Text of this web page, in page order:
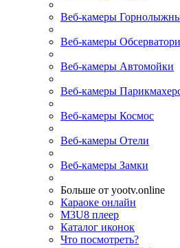
Веб-камеры
Веб-камеры
Веб-камеры Автомойки
Веб-камеры
Веб-камеры Космос
Веб-камеры Отели
Веб-камеры Замки
Больше от yootv.online
Караоке онлайн
M3U8 плеер
Каталог иконок
Что посмотреть?